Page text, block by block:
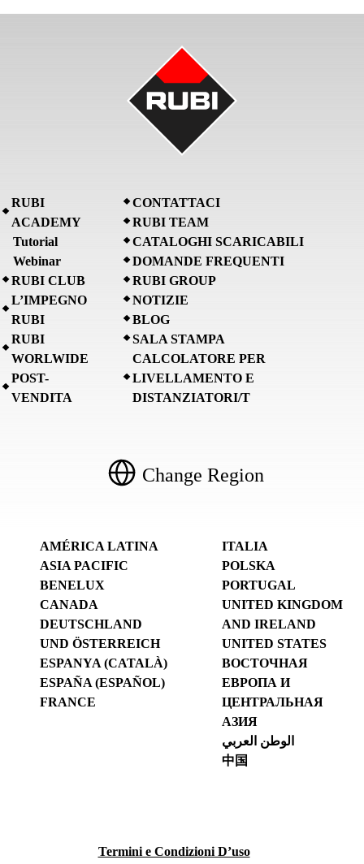
RUBI
ACADEMY
Tutorial
Webinar
RUBI CLUB
L’IMPEGNO
RUBI
RUBI
WORLWIDE
POST-
VENDITA
CONTATTACI
RUBI TEAM
CATALOGHI SCARICABILI
DOMANDE FREQUENTI
RUBI GROUP
NOTIZIE
BLOG
SALA STAMPA
CALCOLATORE PER
LIVELLAMENTO E
DISTANZIATORI/T
Change Region
AMÉRICA LATINA
ASIA PACIFIC
BENELUX
CANADA
DEUTSCHLAND
UND ÖSTERREICH
ESPANYA (CATALÀ)
ESPAÑA (ESPAÑOL)
FRANCE
ITALIA
POLSKA
PORTUGAL
UNITED KINGDOM
AND IRELAND
UNITED STATES
ВОСТОЧНАЯ
ЕВРОПА И
ЦЕНТРАЛЬНАЯ
АЗИЯ
الوطن العربي
中国
Termini e Condizioni D’uso